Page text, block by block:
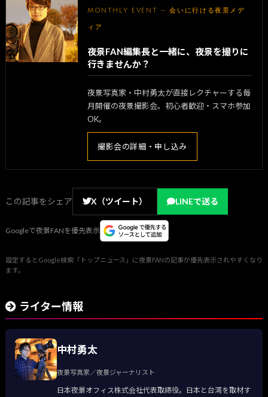
MONTHLY EVENT — 会いに行ける夜景メデ
ィア
夜景FAN編集長と一緒に、夜景を撮りに
行きませんか？
夜景写真家・中村勇太が直接レクチャーする毎
月開催の夜景撮影会。初心者歓迎・スマホ参加
OK。
撮影会の詳細・申し込み
この記事をシェア X（ツイート） LINEで送る
Googleで夜景FANを優先表示
設定するとGoogle検索「トップニュース」に夜景FANの記事が優先表示されやすくなり
ます。
ライター情報
中村勇太
夜景写真家／夜景ジャーナリスト
日本夜景オフィス株式会社代表取締役。日本と台湾を取材す